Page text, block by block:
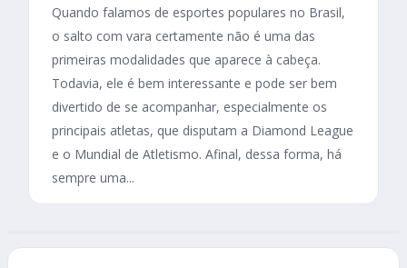
Quando falamos de esportes populares no Brasil,
o salto com vara certamente não é uma das
primeiras modalidades que aparece à cabeça.
Todavia, ele é bem interessante e pode ser bem
divertido de se acompanhar, especialmente os
principais atletas, que disputam a Diamond League
e o Mundial de Atletismo. Afinal, dessa forma, há
sempre uma...